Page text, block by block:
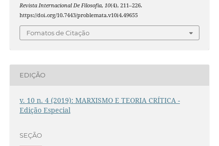
Revista Internacional De Filosofia, 10(4), 211–226.
https://doi.org/10.7443/problemata.v10i4.49655
Fomatos de Citação
EDIÇÃO
v. 10 n. 4 (2019): MARXISMO E TEORIA CRÍTICA -
Edição Especial
SEÇÃO